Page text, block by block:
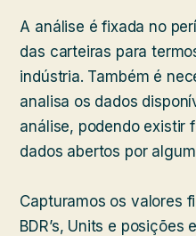
A análise é fixada no
das carteiras para
indústria. Também é
analisa os dados
análise, podendo existir
dados abertos por
Capturamos os valores
BDR’s, Units e